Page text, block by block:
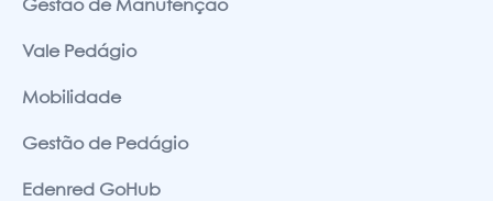
Gestão de Manutenção
Vale Pedágio
Mobilidade
Gestão de Pedágio
Edenred GoHub